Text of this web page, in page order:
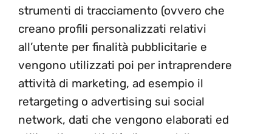
strumenti di tracciamento (ovvero che
creano profili personalizzati relativi
all’utente per finalità pubblicitarie e
vengono utilizzati poi per intraprendere
attività di marketing, ad esempio il
retargeting o advertising sui social
network, dati che vengono elaborati ed